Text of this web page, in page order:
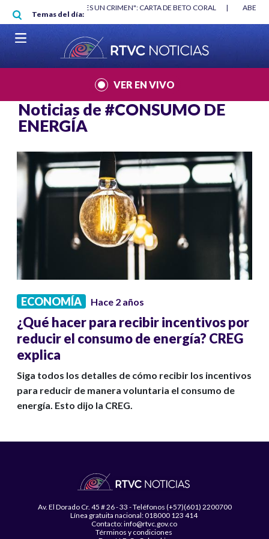
Pasar al contenido principal
Temas del día:
"HABLAR NO ES UN CRIMEN": CARTA DE BETO CORAL |
VER EN VIVO
Noticias de #CONSUMO DE
ENERGÍA
ECONOMÍA Hace 2 años
¿Qué hacer para recibir incentivos por
reducir el consumo de energía? CREG
explica
Siga todos los detalles de cómo recibir los incentivos
para reducir de manera voluntaria el consumo de
energía. Esto dijo la CREG.
Av. El Dorado Cr. 45 # 26 - 33 - Teléfonos (+57)(601) 2200700
Línea gratuita nacional: 018000 123 414
Contacto: info@rtvc.gov.co
Términos y condiciones